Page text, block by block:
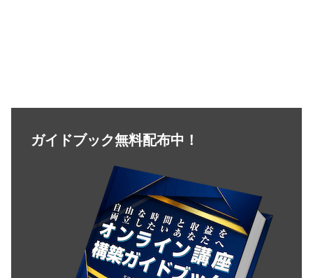
ガイドブック無料配布中！